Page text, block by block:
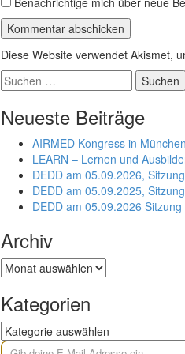
Diese Website verwendet Akismet,
Suchen
nach:
Neueste Beiträge
AIRMED Kongress in München
LEARN – Lernen und
DEDD am 05.09.2026,
DEDD am 05.09.2025,
DEDD am 05.09.2026
Archiv
Archiv
Kategorien
Kategorien
Gib deine E-Mail-Adresse ein ...